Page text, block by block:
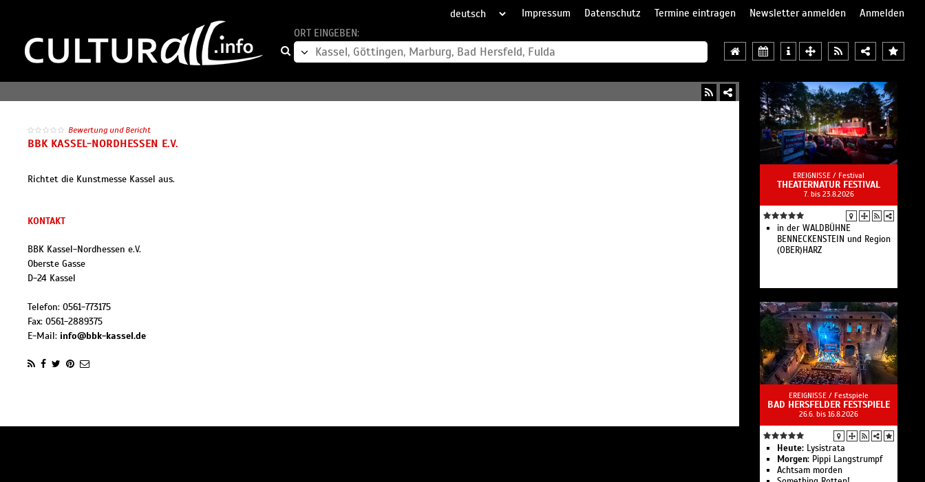
Impressum Datenschutz Termine eintragen Newsletter anmelden
Anmelden
ORT EINGEBEN:
Bewertung und Bericht
BBK KASSEL-NORDHESSEN E.V.
Richtet die Kunstmesse Kassel aus.
KONTAKT
BBK Kassel-Nordhessen e.V.
Oberste Gasse
D-24 Kassel
Telefon: 0561-773175
Fax: 0561-2889375
E-Mail: info@bbk-kassel.de
EREIGNISSE / Festival
THEATERNATUR FESTIVAL
7. bis 23.8.2026
in der WALDBÜHNE
BENNECKENSTEIN und Region
(OBER)HARZ
EREIGNISSE / Festspiele
BAD HERSFELDER FESTSPIELE
26.6. bis 16.8.2026
Heute: Lysistrata
Morgen: Pippi Langstrumpf
Achtsam morden